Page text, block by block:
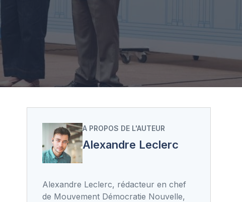
A PROPOS DE L'AUTEUR
Alexandre Leclerc
Alexandre Leclerc, rédacteur en chef
de Mouvement Démocratie Nouvelle,